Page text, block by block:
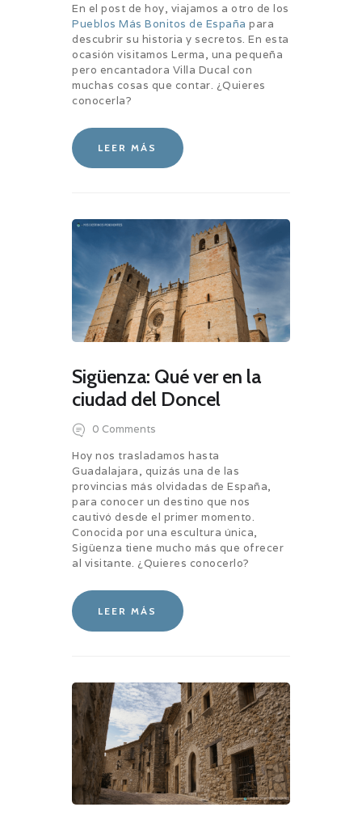
En el post de hoy, viajamos a otro de los
Pueblos Más Bonitos de España para
descubrir su historia y secretos. En esta
ocasión visitamos Lerma, una pequeña
pero encantadora Villa Ducal con
muchas cosas que contar. ¿Quieres
conocerla?
LEER MÁS
Sigüenza: Qué ver en la
ciudad del Doncel
0 Comments
Hoy nos trasladamos hasta
Guadalajara, quizás una de las
provincias más olvidadas de España,
para conocer un destino que nos
cautivó desde el primer momento.
Conocida por una escultura única,
Sigüenza tiene mucho más que ofrecer
al visitante. ¿Quieres conocerlo?
LEER MÁS